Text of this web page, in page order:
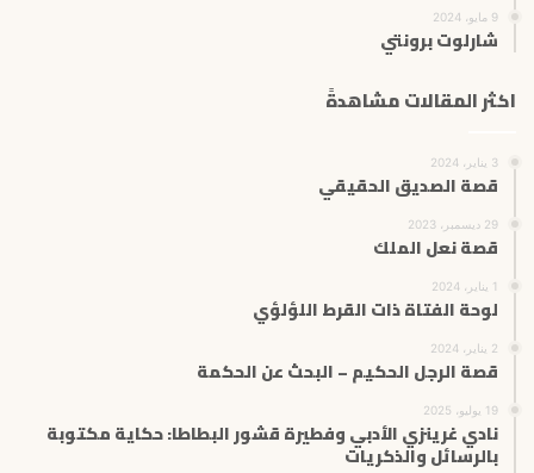
9 مايو، 2024
شارلوت برونتي
اكثر المقالات مشاهدةً
3 يناير، 2024
قصة الصديق الحقيقي
29 ديسمبر، 2023
قصة نعل الملك
1 يناير، 2024
لوحة الفتاة ذات القرط اللؤلؤي
2 يناير، 2024
قصة الرجل الحكيم – البحث عن الحكمة
19 يوليو، 2025
نادي غرينزي الأدبي وفطيرة قشور البطاطا: حكاية مكتوبة
بالرسائل والذكريات